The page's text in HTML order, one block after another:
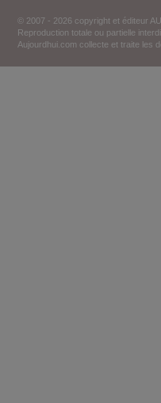
© 2007 - 2026 copyright et éditeur
Reproduction totale ou partielle
Aujourdhui.com collecte et traite les